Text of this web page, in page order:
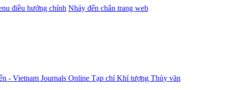
điều hướng chính Nhảy đến chân trang web
Tạp chí Khí tượng Thủy văn